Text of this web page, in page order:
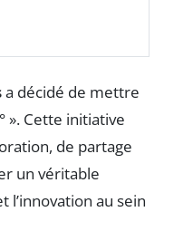
a décidé de mettre
». Cette initiative
de partage
un véritable
au sein